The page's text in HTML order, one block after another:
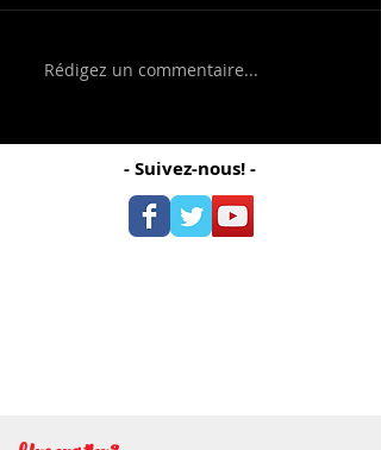
Rédigez un commentaire...
- Suivez-nous! -